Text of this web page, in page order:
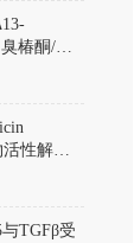
臭椿酮/臭
活性解
TGFβ受